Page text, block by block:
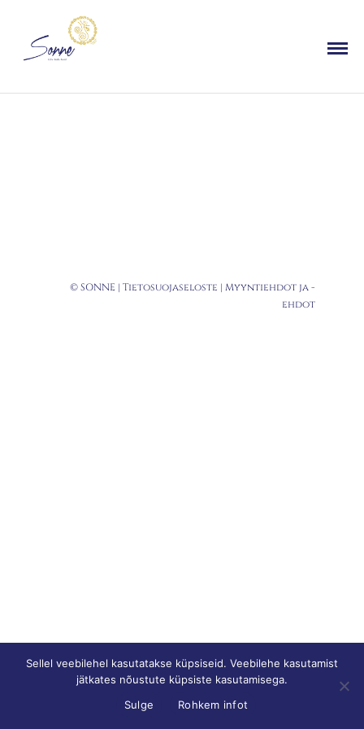
© SONNE | Tietosuojaseloste | Myyntiehdot ja -
ehdot
Sellel veebilehel kasutatakse küpsiseid. Veebilehe kasutamist
jätkates nõustute küpsiste kasutamisega.
Sulge
Rohkem infot